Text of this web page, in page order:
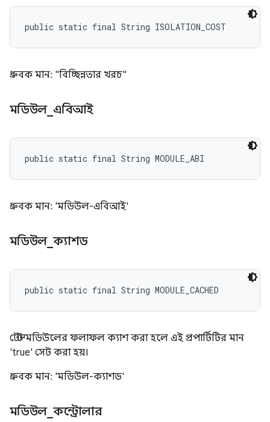
public static final String ISOLATION_COST
ধ্রুবক মান: "বিচ্ছিন্নতার খরচ"
মডিউল_ এবিআই
public static final String MODULE_ABI
ধ্রুবক মান: 'মডিউল-এবিআই'
মডিউল_ ক্যাশড
public static final String MODULE_CACHED
টেস্ট মডিউলের ফলাফল ক্যাশ করা হলে এই প্রপার্টিটির মান
'true' সেট করা হয়।
ধ্রুবক মান: 'মডিউল-ক্যাশড'
মডিউল_ কন্ট্রোলার